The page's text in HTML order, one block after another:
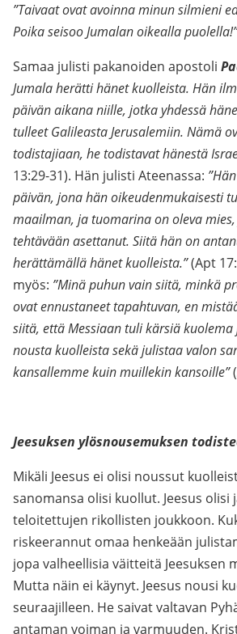
”Taivaat ovat avoinna minun silmieni
Poika seisoo Jumalan oikealla puolella!”
Samaa julisti pakanoiden apostoli
Jumala herätti hänet kuolleista. Hän
päivän aikana niille, jotka yhdessä
tulleet Galileasta Jerusalemiin. Nämä
todistajiaan, he todistavat hänestä
13:29-31). Hän julisti Ateenassa:
päivän, jona hän oikeudenmukaisesti
maailman, ja tuomarina on oleva
tehtävään asettanut. Siitä hän on
herättämällä hänet kuolleista.”(Apt
myös: ”Minä puhun vain siitä, minkä
ovat ennustaneet tapahtuvan, en
siitä, että Messiaan tuli kärsiä
nousta kuolleista sekä julistaa valon
kansallemme kuin muillekin kansoille”
Jeesuksen ylösnousemuksen
Mikäli Jeesus ei olisi noussut
sanomansa olisi kuollut. Jeesus olisi
teloitettujen rikollisten joukkoon.
riskeerannut omaa henkeään
jopa valheellisia väitteitä Jeesuksen
Mutta näin ei käynyt. Jeesus nousi
seuraajilleen. He saivat valtavan
antaman voiman ja varmuuden.